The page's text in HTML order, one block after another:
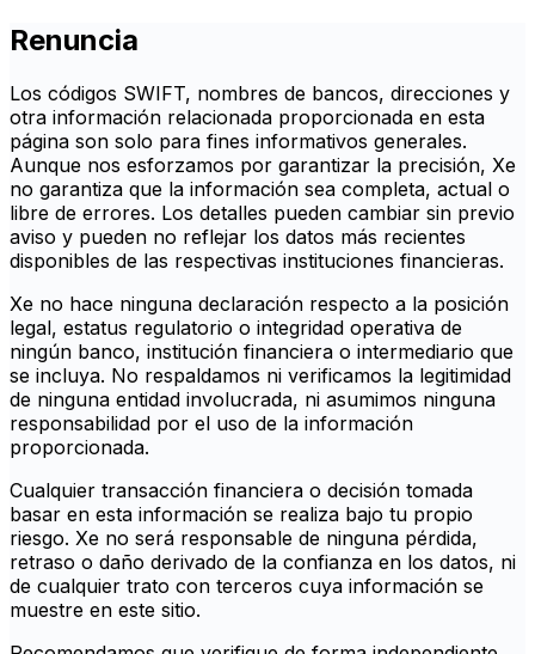
Renuncia
Los códigos SWIFT, nombres de bancos, direcciones y
otra información relacionada proporcionada en esta
página son solo para fines informativos generales.
Aunque nos esforzamos por garantizar la precisión, Xe
no garantiza que la información sea completa, actual o
libre de errores. Los detalles pueden cambiar sin previo
aviso y pueden no reflejar los datos más recientes
disponibles de las respectivas instituciones financieras.
Xe no hace ninguna declaración respecto a la posición
legal, estatus regulatorio o integridad operativa de
ningún banco, institución financiera o intermediario que
se incluya. No respaldamos ni verificamos la legitimidad
de ninguna entidad involucrada, ni asumimos ninguna
responsabilidad por el uso de la información
proporcionada.
Cualquier transacción financiera o decisión tomada
basar en esta información se realiza bajo tu propio
riesgo. Xe no será responsable de ninguna pérdida,
retraso o daño derivado de la confianza en los datos, ni
de cualquier trato con terceros cuya información se
muestre en este sitio.